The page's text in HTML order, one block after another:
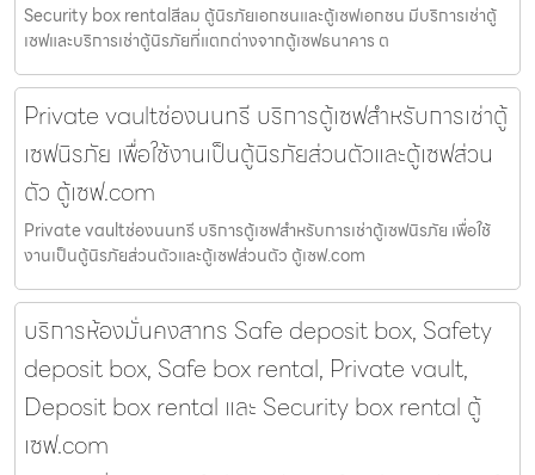
Security box rentalสีลม ตู้นิรภัยเอกชนและตู้เซฟเอกชน มีบริการเช่าตู้
เซฟและบริการเช่าตู้นิรภัยที่แตกต่างจากตู้เซฟธนาคาร ต
Private vaultช่องนนทรี บริการตู้เซฟสำหรับการเช่าตู้
เซฟนิรภัย เพื่อใช้งานเป็นตู้นิรภัยส่วนตัวและตู้เซฟส่วน
ตัว ตู้เซฟ.com
Private vaultช่องนนทรี บริการตู้เซฟสำหรับการเช่าตู้เซฟนิรภัย เพื่อใช้
งานเป็นตู้นิรภัยส่วนตัวและตู้เซฟส่วนตัว ตู้เซฟ.com
บริการห้องมั่นคงสาทร Safe deposit box, Safety
deposit box, Safe box rental, Private vault,
Deposit box rental และ Security box rental ตู้
เซฟ.com